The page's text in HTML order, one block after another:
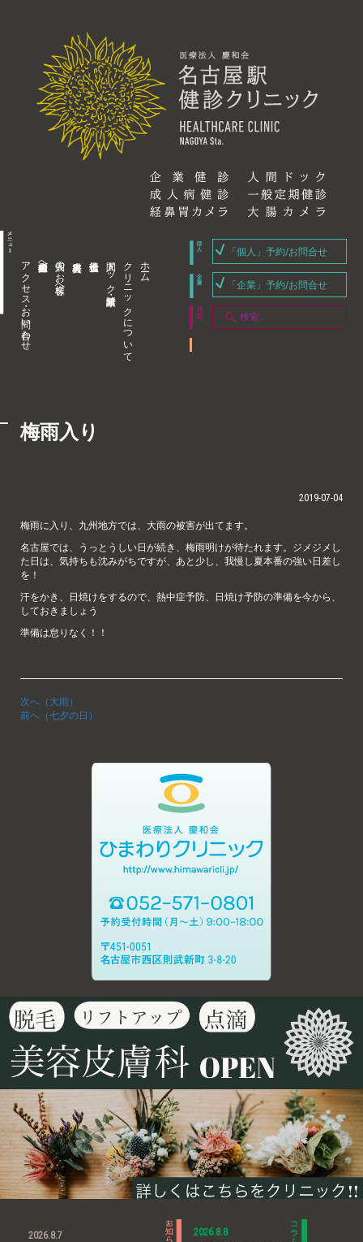
アクセス・お問い合わせ 企業内担当者様へ 個人のお客様へ 人間ドック・健康診断 クリニックについて ホーム
「個人」予約/お問合せ
「企業」予約/お問合せ
梅雨入り
2019-07-04
梅雨に入り、九州地方では、大雨の被害が出てます。
名古屋では、うっとうしい日が続き、梅雨明けが待たれます。ジメジメし
た日は、気持ちも沈みがちですが、あと少し、我慢し夏本番の強い日差し
を！
汗をかき、日焼けをするので、熱中症予防、日焼け予防の準備を今から、
しておきましょう
準備は怠りなく！！
次へ（大雨）
前へ（七夕の日）
2026.8.7
2026.8.8